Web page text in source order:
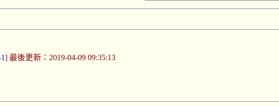
] 最後更新：2019-04-09 09:35:13